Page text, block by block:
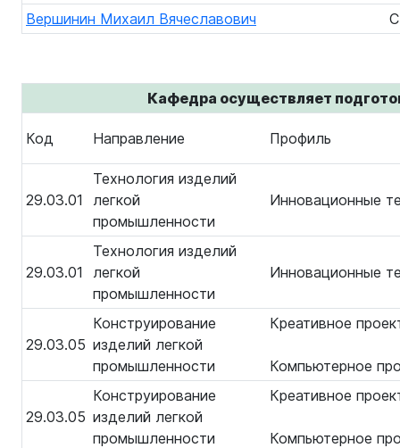
Вершинин Михаил Вячеславович
Кафедра осуществляет
Код Направление Профиль
29.03.01
Технология изделий
легкой
промышленности
Инновационные
29.03.01
Технология изделий
легкой
промышленности
Инновационные
29.03.05
Конструирование
изделий легкой
промышленности
Креативное
Компьютерное
29.03.05
Конструирование
изделий легкой
промышленности
Креативное
Компьютерное